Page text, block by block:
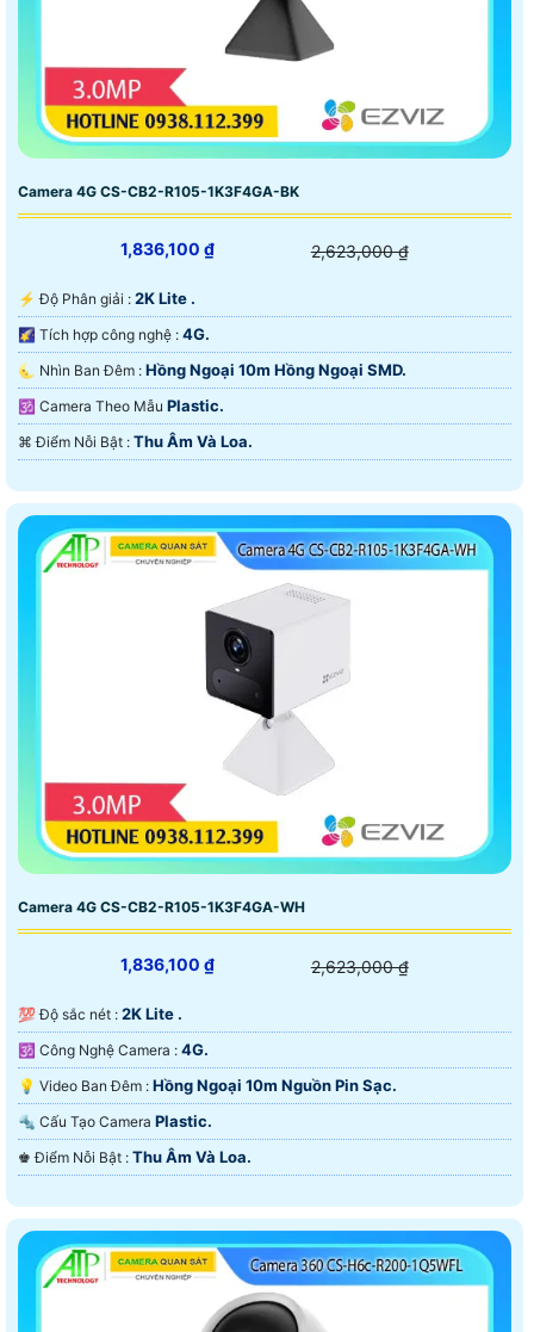
Camera 4G CS-CB2-R105-1K3F4GA-BK
1,836,100 ₫ 2,623,000 ₫
️⚡ Độ Phân giải : 2K Lite .
🌠 Tích hợp công nghệ : 4G.
🌜 Nhìn Ban Đêm : Hồng Ngoại 10m Hồng Ngoại SMD.
🕉️ Camera Theo Mẫu Plastic.
️⌘ Điểm Nỗi Bật : Thu Âm Và Loa.
Camera 4G CS-CB2-R105-1K3F4GA-WH
1,836,100 ₫ 2,623,000 ₫
💯 Độ sắc nét : 2K Lite .
🕉️ Công Nghệ Camera : 4G.
💡 Video Ban Đêm : Hồng Ngoại 10m Nguồn Pin Sạc.
🔩 Cấu Tạo Camera Plastic.
️♚ Điểm Nỗi Bật : Thu Âm Và Loa.